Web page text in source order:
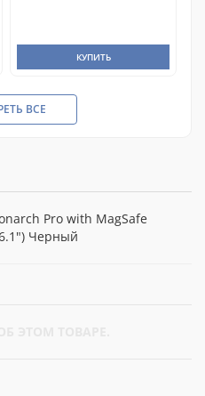
КУПИТЬ
ВСЕ
Pro with MagSafe
Черный